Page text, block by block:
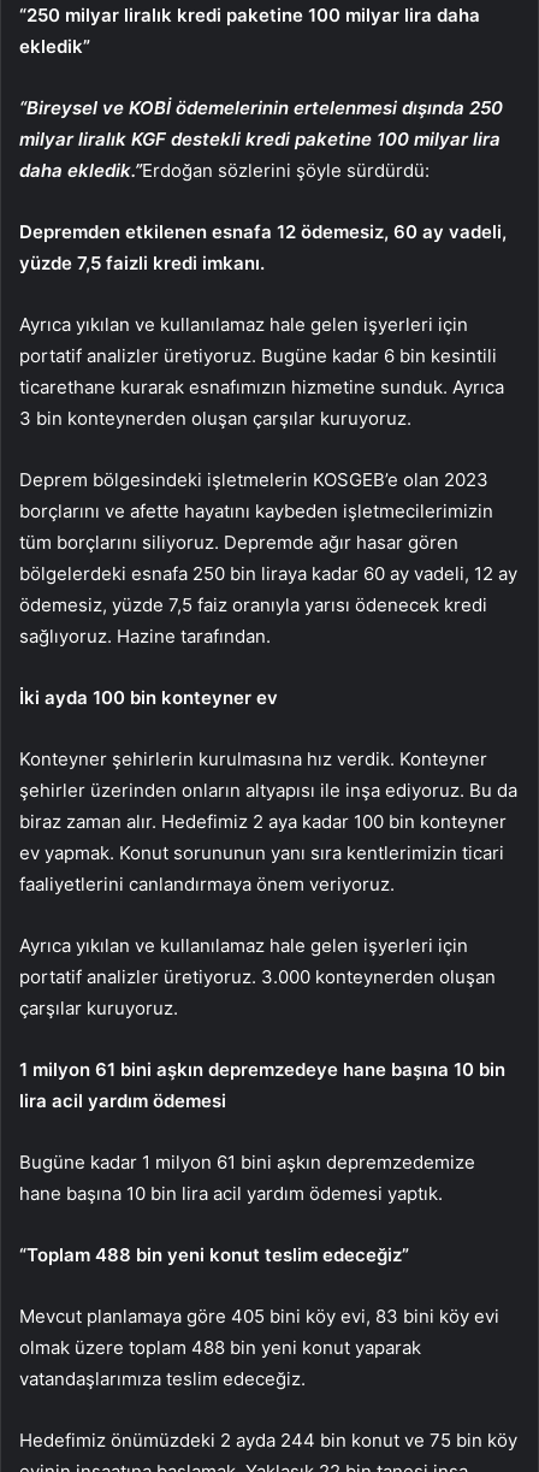
“250 milyar liralık kredi paketine 100 milyar lira daha
ekledik”
“Bireysel ve KOBİ ödemelerinin ertelenmesi dışında 250
milyar liralık KGF destekli kredi paketine 100 milyar lira
daha ekledik.”Erdoğan sözlerini şöyle sürdürdü:
Depremden etkilenen esnafa 12 ödemesiz, 60 ay vadeli,
yüzde 7,5 faizli kredi imkanı.
Ayrıca yıkılan ve kullanılamaz hale gelen işyerleri için
portatif analizler üretiyoruz. Bugüne kadar 6 bin kesintili
ticarethane kurarak esnafımızın hizmetine sunduk. Ayrıca
3 bin konteynerden oluşan çarşılar kuruyoruz.
Deprem bölgesindeki işletmelerin KOSGEB’e olan 2023
borçlarını ve afette hayatını kaybeden işletmecilerimizin
tüm borçlarını siliyoruz. Depremde ağır hasar gören
bölgelerdeki esnafa 250 bin liraya kadar 60 ay vadeli, 12 ay
ödemesiz, yüzde 7,5 faiz oranıyla yarısı ödenecek kredi
sağlıyoruz. Hazine tarafından.
İki ayda 100 bin konteyner ev
Konteyner şehirlerin kurulmasına hız verdik. Konteyner
şehirler üzerinden onların altyapısı ile inşa ediyoruz. Bu da
biraz zaman alır. Hedefimiz 2 aya kadar 100 bin konteyner
ev yapmak. Konut sorununun yanı sıra kentlerimizin ticari
faaliyetlerini canlandırmaya önem veriyoruz.
Ayrıca yıkılan ve kullanılamaz hale gelen işyerleri için
portatif analizler üretiyoruz. 3.000 konteynerden oluşan
çarşılar kuruyoruz.
1 milyon 61 bini aşkın depremzedeye hane başına 10 bin
lira acil yardım ödemesi
Bugüne kadar 1 milyon 61 bini aşkın depremzedemize
hane başına 10 bin lira acil yardım ödemesi yaptık.
“Toplam 488 bin yeni konut teslim edeceğiz”
Mevcut planlamaya göre 405 bini köy evi, 83 bini köy evi
olmak üzere toplam 488 bin yeni konut yaparak
vatandaşlarımıza teslim edeceğiz.
Hedefimiz önümüzdeki 2 ayda 244 bin konut ve 75 bin köy